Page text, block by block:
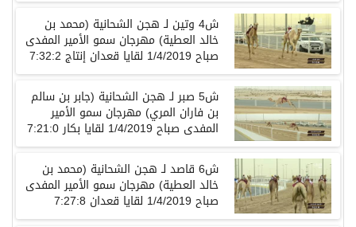
ش4 وتين لـ هجن الشحانية (محمد بن
خالد العطية) مهرجان سمو الأمير المفدى
صباح 1/4/2019 لقايا قعدان إنتاج 7:32:2
ش5 صبر لـ هجن الشحانية (جابر بن سالم
بن فاران المري) مهرجان سمو الأمير
المفدى صباح 1/4/2019 لقايا بكار 7:21:0
ش6 قاصد لـ هجن الشحانية (محمد بن
خالد العطية) مهرجان سمو الأمير المفدى
صباح 1/4/2019 لقايا قعدان 7:27:8